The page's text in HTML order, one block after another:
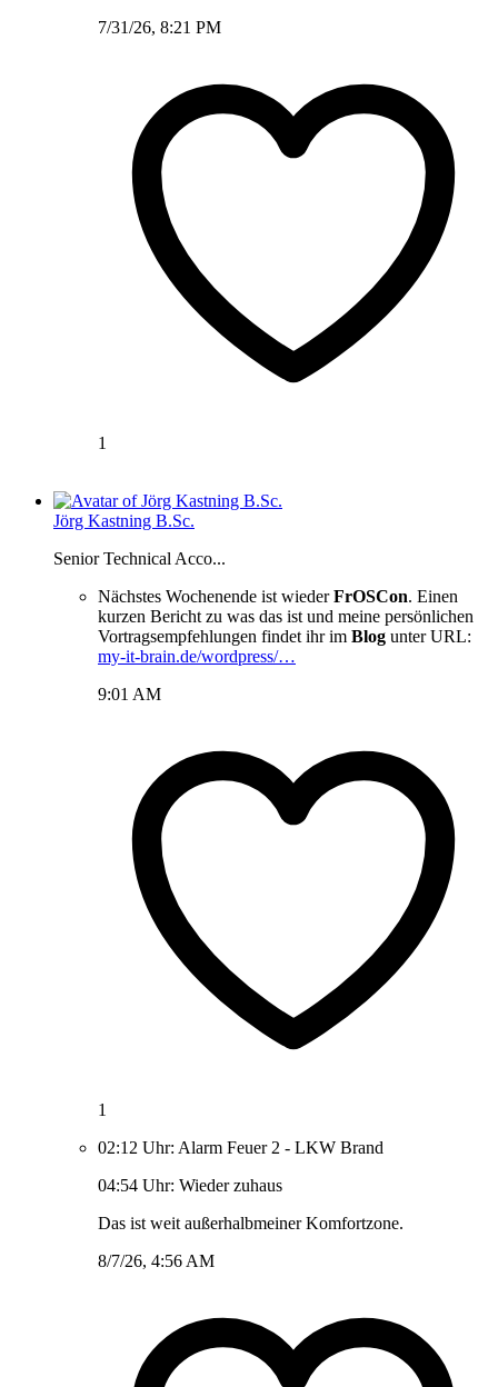
7/31/26, 8:21 PM
1
Jörg Kastning B.Sc.
Senior Technical Acco...
Nächstes Wochenende ist wiederFrOSCon. Einen
kurzen Bericht zu was das ist und meine persönlichen
Vortragsempfehlungen findet ihr im Blog unter URL:
my-it-brain.de/wordpress/…
9:01 AM
1
02:12 Uhr: Alarm Feuer 2 - LKW Brand
04:54 Uhr: Wieder zuhaus
Das ist weit außerhalbmeiner Komfortzone.
8/7/26, 4:56 AM